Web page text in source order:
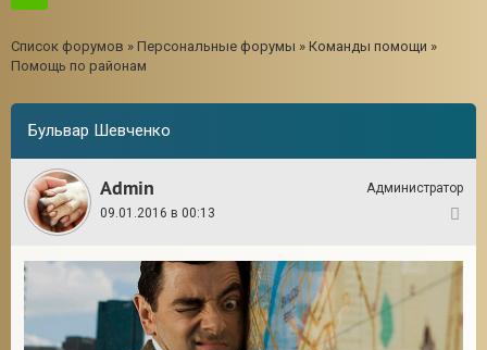
Список форумов » Персональные форумы » Команды помощи »
Помощь по районам
Бульвар Шевченко
Admin
Администратор
09.01.2016 в 00:13